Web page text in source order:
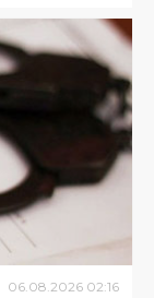
06.08.2026 02:16